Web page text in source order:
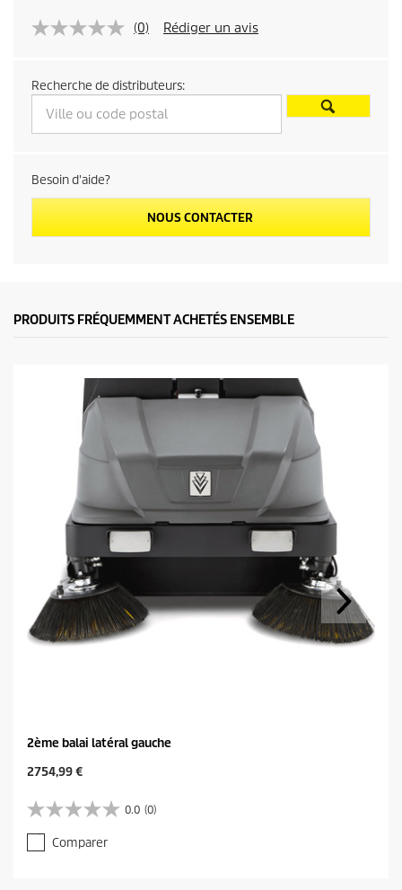
(0) Rédiger un avis
Recherche de distributeurs:
Besoin d'aide?
NOUS CONTACTER
PRODUITS FRÉQUEMMENT ACHETÉS ENSEMBLE
2ème balai latéral gauche
C
r
e
n
2754,99 €
0.0 (0)
0
.
0
Comparer